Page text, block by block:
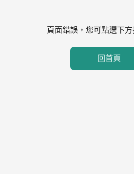
頁面錯誤，您可點選下
回首頁